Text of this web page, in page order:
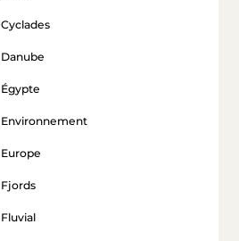
Cyclades
Danube
Égypte
Environnement
Europe
Fjords
Fluvial